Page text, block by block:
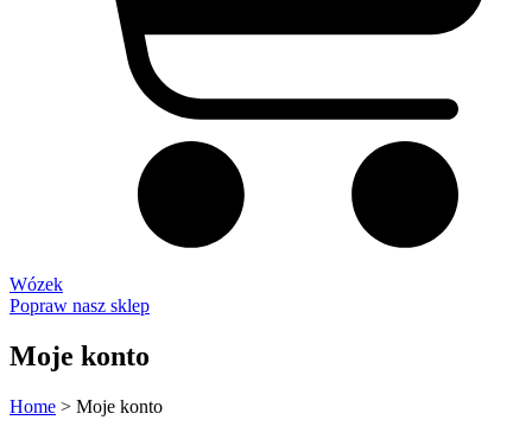
Wózek
Popraw nasz sklep
Moje konto
Home > Moje konto